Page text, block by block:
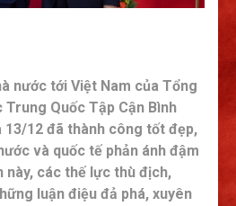
nước tới Việt Nam của Tổng
Quốc Tập Cận Bình
12 đã thành công tốt đẹp,
và quốc tế phản ánh đậm
này, các thế lực thù địch,
luận điệu đả phá, xuyên